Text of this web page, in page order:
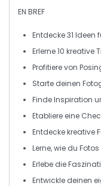
EN BREF
Entdecke31 Ideen
Erlerne10 kreative
Profitiere von
Starte deinen
FindeInspiration
Etabliere eine
Entdecke kreative
Lerne, wie du
Erlebe die
Entwickle deinen